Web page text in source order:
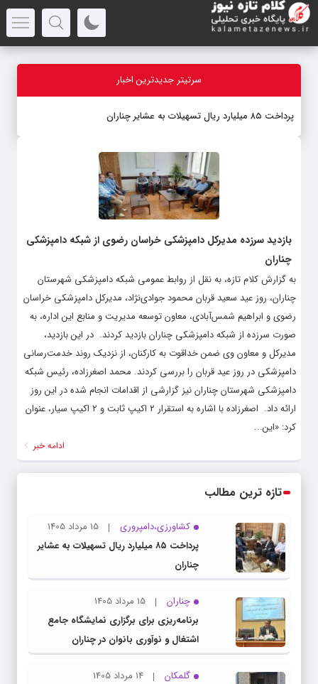
سرتیتر جدیدترین اخبار
پرداخت ۸۵ میلیارد ریال تسهیلات به عشایر چناران
بازدید سرزده مدیرکل دامپزشکی خراسان رضوی از شبکه دامپزشکی
چناران
به گزارش کلام تازه، به نقل از روابط عمومی شبکه دامپزشکی شهرستان
چناران، روز عید سعید قربان محمود جوادی‌نژاد، مدیرکل دامپزشکی خراسان
رضوی و ابراهیم شمس‌آبادی، معاون توسعه مدیریت و منابع این اداره، به
صورت سرزده از شبکه دامپزشکی چناران بازدید کردند. ‌ در این بازدید،
مدیرکل و معاون وی ضمن خداقوت به کارکنان، از نزدیک روند خدمت‌رسانی
دامپزشکی در روز عید قربان را بررسی کردند. محمد اصغرزاده، رئیس شبکه
دامپزشکی شهرستان چناران نیز گزارشی از اقدامات انجام شده در این روز
ارائه داد. ‌ اصغرزاده با اشاره به استقرار ۲ اکیپ ثابت و ۲ اکیپ سیار، عنوان
کرد: «این...
ادامه خبر
تازه ترین مطالب
کشاورزی،دامپروری
15 مرداد 1405
پرداخت ۸۵ میلیارد ریال تسهیلات به عشایر
چناران
چناران
15 مرداد 1405
برنامه‌ریزی برای برگزاری نمایشگاه جامع
اشتغال و نوآوری بانوان در چناران
گلمکان
14 مرداد 1405